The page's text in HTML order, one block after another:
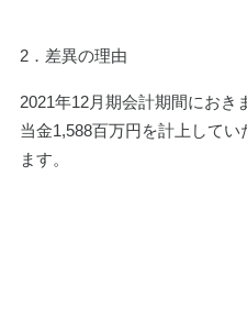
2．差異の理由
2021年12月期会計期間におき
当金1,588百万円を計上して
ます。